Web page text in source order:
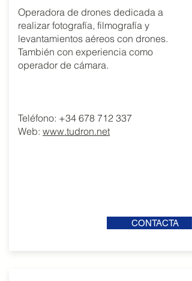
Operadora de drones dedicada a
realizar fotografía, filmografía y
levantamientos aéreos con drones.
También con experiencia como
operador de cámara.
Teléfono: +34 678 712 337
Web: www.tudron.net
CONTACTA